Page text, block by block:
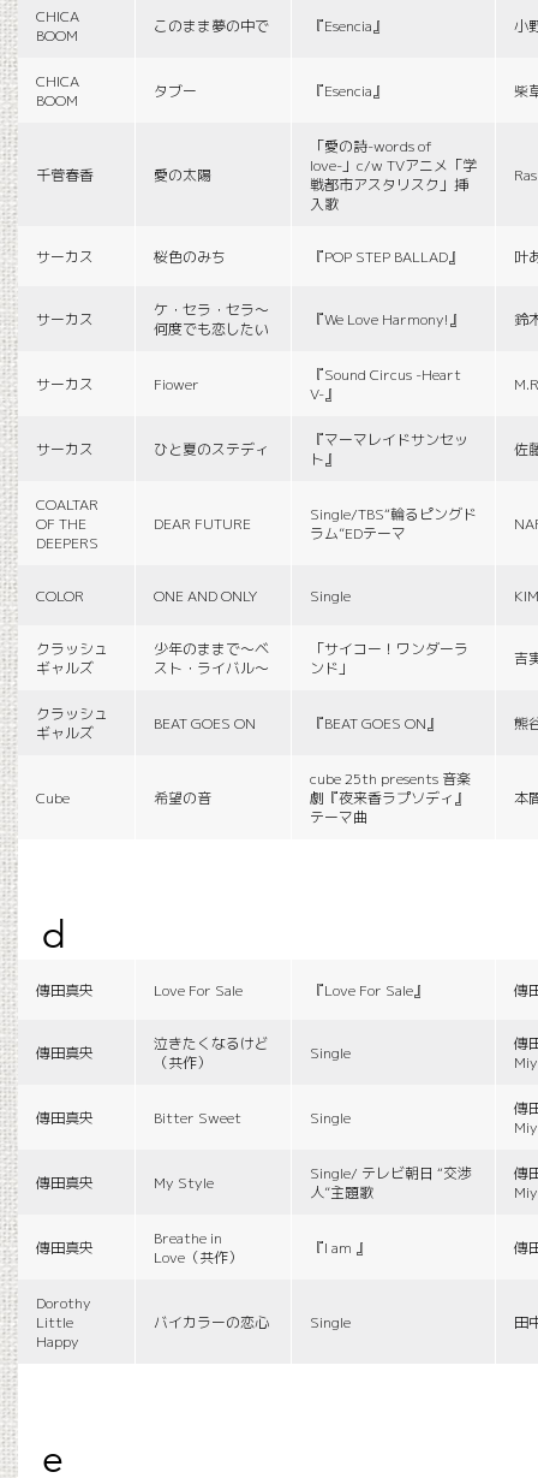
CHICA
BOOM
このまま夢の中で 『Esencia』 小
CHICA
BOOM
タブー 『Esencia』 柴
千菅春香 愛の太陽
「愛の詩-words of
love-」c/w TVアニメ「学
戦都市アスタリスク」挿
入歌
サーカス 桜色のみち 『POP STEP BALLAD』 叶
サーカス
ケ・セラ・セラ〜
何度でも恋したい
『We Love Harmony!』 鈴
サーカス Fiower
『Sound Circus -Heart
V-』
サーカス ひと夏のステディ
『マーマレイドサンセッ
ト』
佐
COALTAR
OF THE
DEEPERS
DEAR FUTURE
Single/TBS“輪るピングド
ラム”EDテーマ
COLOR ONE AND ONLY Single
クラッシュ
ギャルズ
少年のままで〜ベ
スト・ライバル〜
「サイコー！ワンダーラ
ンド」
吉
クラッシュ
ギャルズ
BEAT GOES ON 『BEAT GOES ON』 熊
Cube 希望の音
cube 25th presents 音楽
劇『夜来香ラプソディ』
テーマ曲
本
d
傳田真央 Love For Sale 『Love For Sale』 傳
傳田真央
泣きたくなるけど
（共作）
Single
傳
傳田真央 Bitter Sweet Single
傳
傳田真央 My Style
Single/ テレビ朝日 “交渉
人”主題歌
傳
傳田真央
Breathe in
Love（共作）
『I am 』 傳
Dorothy
Little
Happy
バイカラーの恋心 Single 田
e